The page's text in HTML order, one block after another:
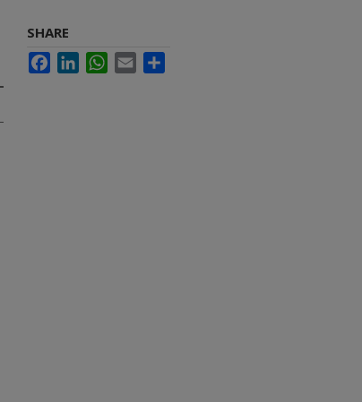
SHARE
FacebookLinkedInWhatsApp
Email